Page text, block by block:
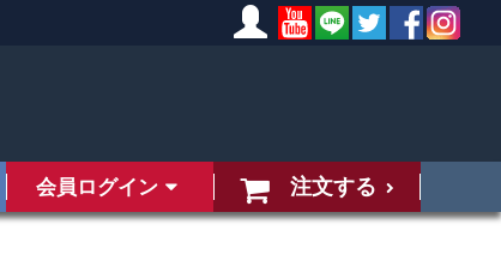
会員ログイン 注文する